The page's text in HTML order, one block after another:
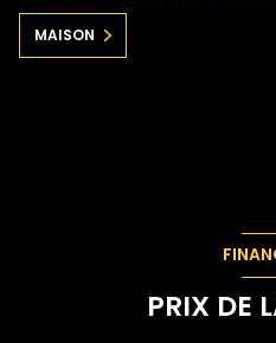
MAISON
PRIX DE